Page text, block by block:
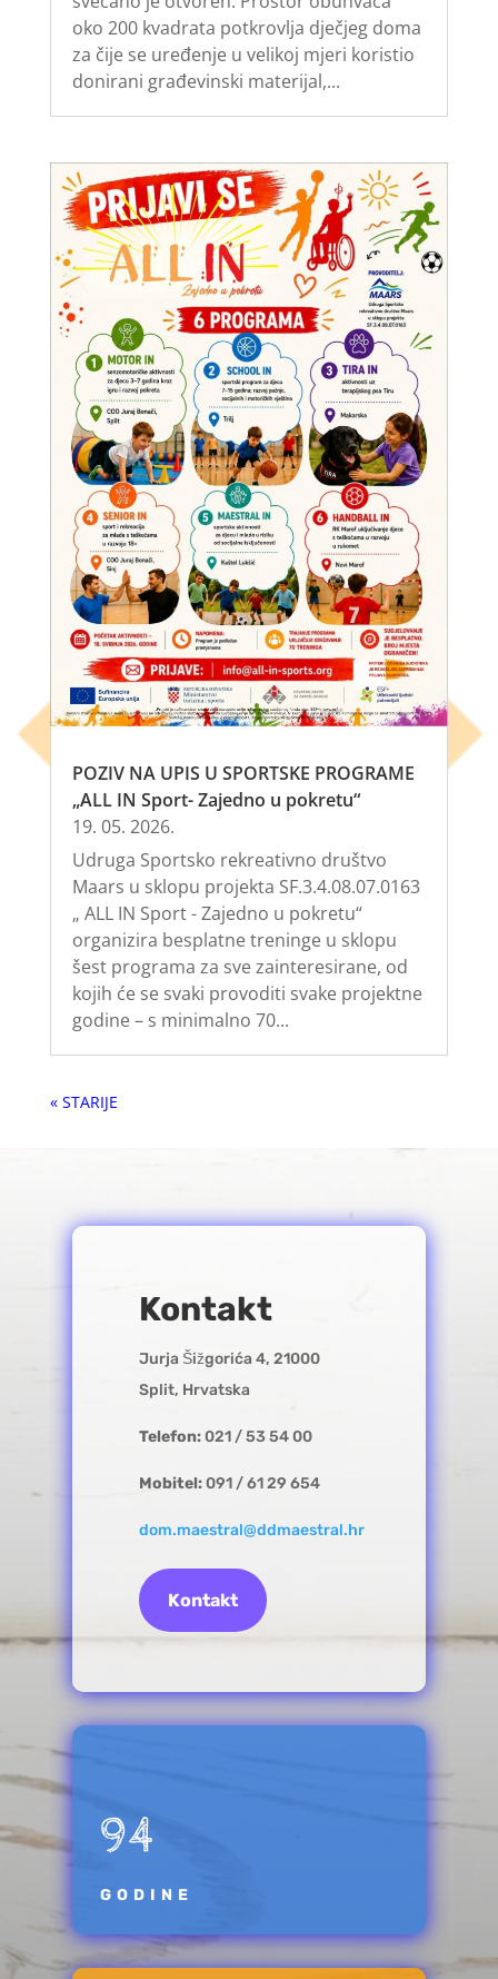
oko 200 kvadrata potkrovlja dječjeg doma
za čije se uređenje u velikoj mjeri koristio
donirani građevinski materijal,...
POZIV NA UPIS U SPORTSKE PROGRAME
„ALL IN Sport- Zajedno u pokretu“
19. 05. 2026.
Udruga Sportsko rekreativno društvo
Maars u sklopu projekta SF.3.4.08.07.0163
„ ALL IN Sport - Zajedno u pokretu“
organizira besplatne treninge u sklopu
šest programa za sve zainteresirane, od
kojih će se svaki provoditi svake projektne
godine – s minimalno 70...
« Older Entries
Kontakt
Jurja Šižgorića 4, 21000
Split, Hrvatska
Telefon:021 / 53 54 00
Mobitel:091 / 61 29 654
dom.maestral@ddmaestral.hr
Kontakt
94
GODINE